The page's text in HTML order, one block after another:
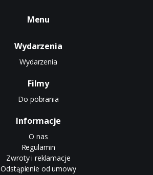
Menu
Wydarzenia
Wydarzenia
Filmy
Do pobrania
Informacje
O nas
Regulamin
Zwroty i reklamacje
Odstąpienie od umowy